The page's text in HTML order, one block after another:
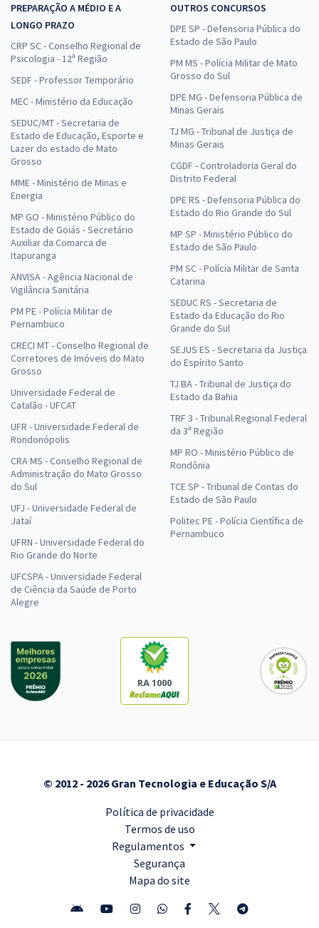
PREPARAÇÃO A MÉDIO E A
LONGO PRAZO
CRP SC - Conselho Regional de
Psicologia - 12ª Região
SEDF - Professor Temporário
MEC - Ministério da Educação
SEDUC/MT - Secretaria de
Estado de Educação, Esporte e
Lazer do estado de Mato
Grosso
MME - Ministério de Minas e
Energia
MP GO - Ministério Público do
Estado de Goiás - Secretário
Auxiliar da Comarca de
Itapuranga
ANVISA - Agência Nacional de
Vigilância Sanitária
PM PE - Polícia Militar de
Pernambuco
CRECI MT - Conselho Regional de
Corretores de Imóveis do Mato
Grosso
Universidade Federal de
Catalão - UFCAT
UFR - Universidade Federal de
Rondonópolis
CRA MS - Conselho Regional de
Administração do Mato Grosso
do Sul
UFJ - Universidade Federal de
Jataí
UFRN - Universidade Federal do
Rio Grande do Norte
UFCSPA - Universidade Federal
de Ciência da Saúde de Porto
Alegre
OUTROS CONCURSOS
DPE SP - Defensoria Pública do
Estado de São Paulo
PM MS - Polícia Militar de Mato
Grosso do Sul
DPE MG - Defensoria Pública de
Minas Gerais
TJ MG - Tribunal de Justiça de
Minas Gerais
CGDF - Controladoria Geral do
Distrito Federal
DPE RS - Defensoria Pública do
Estado do Rio Grande do Sul
MP SP - Ministério Público do
Estado de São Paulo
PM SC - Polícia Militar de Santa
Catarina
SEDUC RS - Secretaria de
Estado da Educação do Rio
Grande do Sul
SEJUS ES - Secretaria da Justiça
do Espírito Santo
TJ BA - Tribunal de Justiça do
Estado da Bahia
TRF 3 - Tribunal Regional Federal
da 3ª Região
MP RO - Ministério Público de
Rondônia
TCE SP - Tribunal de Contas do
Estado de São Paulo
Politec PE - Polícia Científica de
Pernambuco
RA 1000
© 2012 - 2026 Gran Tecnologia e Educação S/A
Política de privacidade
Termos de uso
Regulamentos
Segurança
Mapa do site